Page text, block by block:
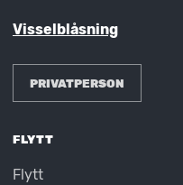
Visselblåsning
PRIVATPERSON
FLYTT
Flytt